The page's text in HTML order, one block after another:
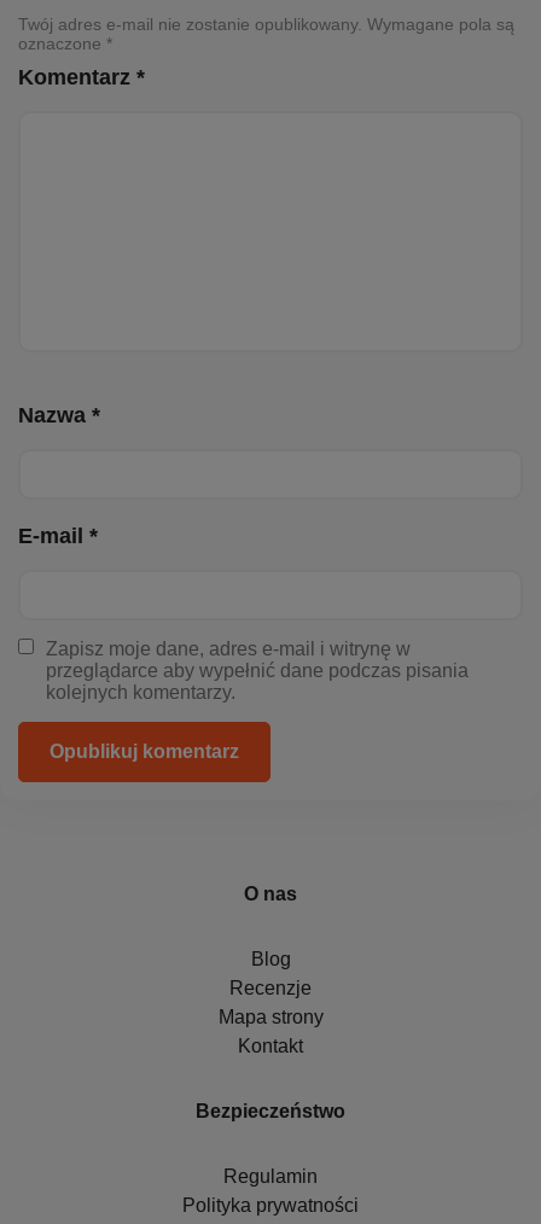
Twój adres e-mail nie zostanie opublikowany. Wymagane pola są
oznaczone *
Komentarz *
Nazwa *
E-mail *
Zapisz moje dane, adres e-mail i witrynę w
przeglądarce aby wypełnić dane podczas pisania
kolejnych komentarzy.
Opublikuj komentarz
O nas
Blog
Recenzje
Mapa strony
Kontakt
Bezpieczeństwo
Regulamin
Polityka prywatności